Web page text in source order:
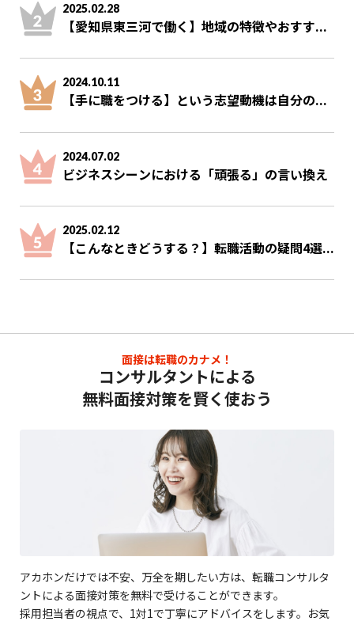
2025.02.28
【愛知県東三河で働く】地域の特徴やおすす...
2024.10.11
【手に職をつける】という志望動機は自分の...
2024.07.02
ビジネスシーンにおける「頑張る」の言い換え
2025.02.12
【こんなときどうする？】転職活動の疑問4選...
面接は転職のカナメ！
コンサルタントによる
無料面接対策を賢く使おう
アカホンだけでは不安、万全を期したい方は、転職コンサルタ
ントによる面接対策を無料で受けることができます。
採用担当者の視点で、1対1で丁寧にアドバイスをします。お気